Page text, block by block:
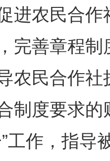
农民合作
完善章程
农民合作
制度要求
工作，指导